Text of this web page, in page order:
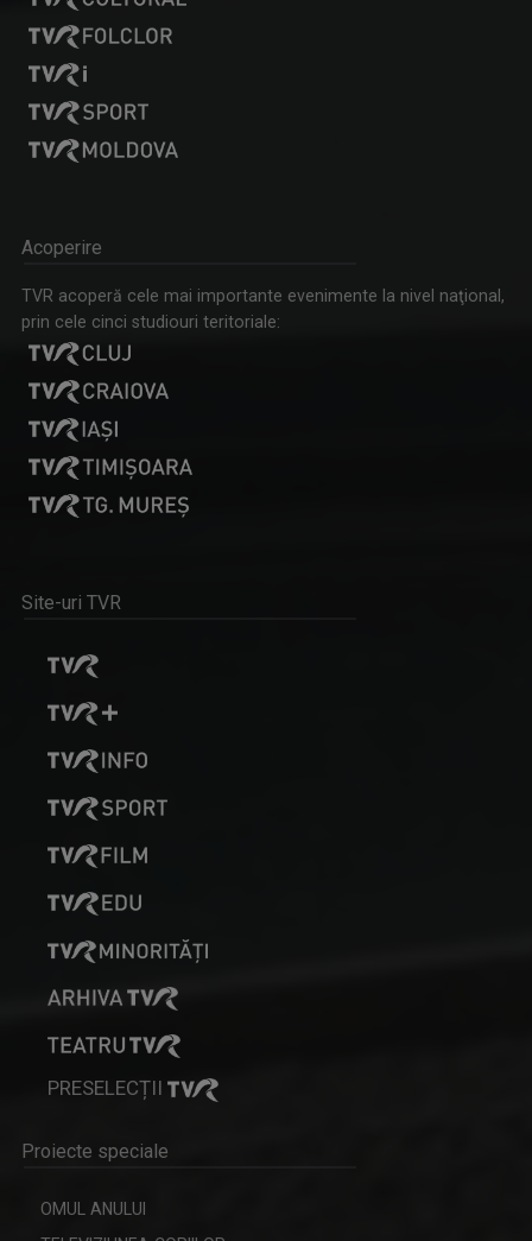
ENERGIA Z
„Energia Z” evocă dinamismul tinerilor care, ...
TELEJURNAL REGIONAL
Informații corecte și obiective, relatări în ...
CAP DE AFIȘ
Emisiunea “Cap de Afiş” de la Iaşi urmăreşte ...
CVARTE
Un nou remediu pentru curiozitatea ...
Prezintă emisiunea "Educația la Zi" și ...
MARGA ANDREESCU
A început să lucreze la TVR Iaşi în 1998 în ...
Acoperire
TVR acoperă cele mai importante evenimente la nivel naţional,
prin cele cinci studiouri teritoriale:
Site-uri TVR
PRESELECȚII
Proiecte speciale
OMUL ANULUI